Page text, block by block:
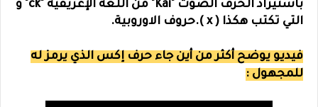
باستيراد الحرف الصوت "Kai" من اللغة الإغريقية "ck" و
التي تكتب هكذا ( x ).
حروف الاوروبية.
فيديو يوضح أكثر من أين جاء حرف إكس الذي يرمز له
للمجهول :